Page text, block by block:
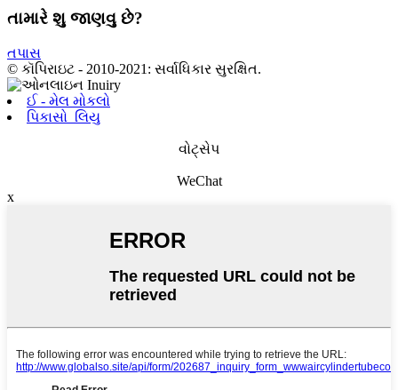
તામારે શુ જાણવુ છે?
તપાસ
© કૉપિરાઇટ - 2010-2021: સર્વાધિકાર સુરક્ષિત.
ઈ - મેલ મોકલો
પિકાસો_લિયુ
વોટ્સેપ
WeChat
x